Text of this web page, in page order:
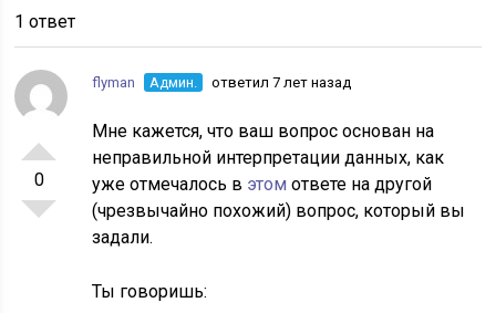
1 ответ
0
flyman Админ. ответил 7 лет назад
Мне кажется, что ваш вопрос основан на
неправильной интерпретации данных, как
уже отмечалось в этомответе на другой
(чрезвычайно похожий) вопрос, который вы
задали.
Ты говоришь: